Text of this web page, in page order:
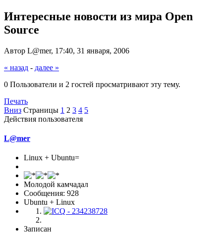
Интересные новости из мира Open
Source
Автор L@mer, 17:40, 31 января, 2006
« назад - далее »
0 Пользователи и 2 гостей просматривают эту тему.
Печать
Вниз Страницы 1 2 3 4 5
Действия пользователя
L@mer
Linux + Ubuntu=
Молодой камчадал
Сообщения: 928
Ubuntu + Linux
Записан